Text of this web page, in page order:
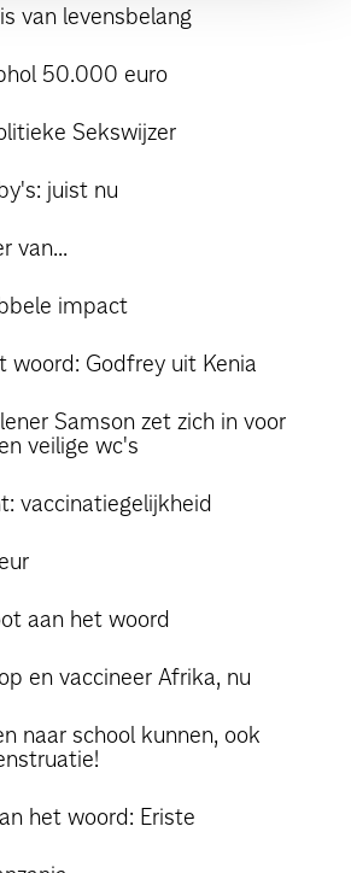
van levensbelang
50.000 euro
Sekswijzer
juist nu
van...
impact
woord: Godfrey uit Kenia
Samson zet zich in voor
veilige wc's
vaccinatiegelijkheid
aan het woord
en vaccineer Afrika, nu
naar school kunnen, ook
het woord: Eriste